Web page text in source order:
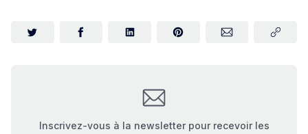
Inscrivez-vous à la newsletter pour recevoir les